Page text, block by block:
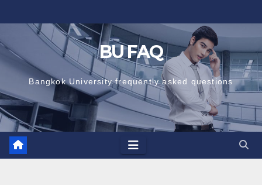
to
content
BU FAQ
Bangkok University frequently asked questions